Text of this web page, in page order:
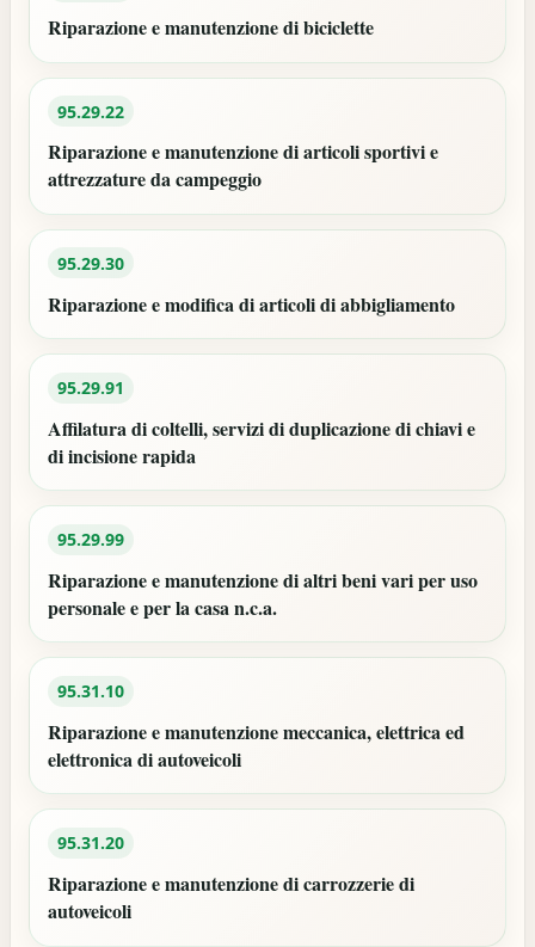
Riparazione e manutenzione di biciclette
95.29.22
Riparazione e manutenzione di articoli sportivi e
attrezzature da campeggio
95.29.30
Riparazione e modifica di articoli di abbigliamento
95.29.91
Affilatura di coltelli, servizi di duplicazione di chiavi e
di incisione rapida
95.29.99
Riparazione e manutenzione di altri beni vari per uso
personale e per la casa n.c.a.
95.31.10
Riparazione e manutenzione meccanica, elettrica ed
elettronica di autoveicoli
95.31.20
Riparazione e manutenzione di carrozzerie di
autoveicoli